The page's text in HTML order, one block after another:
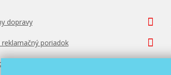
dopravy
poriadok